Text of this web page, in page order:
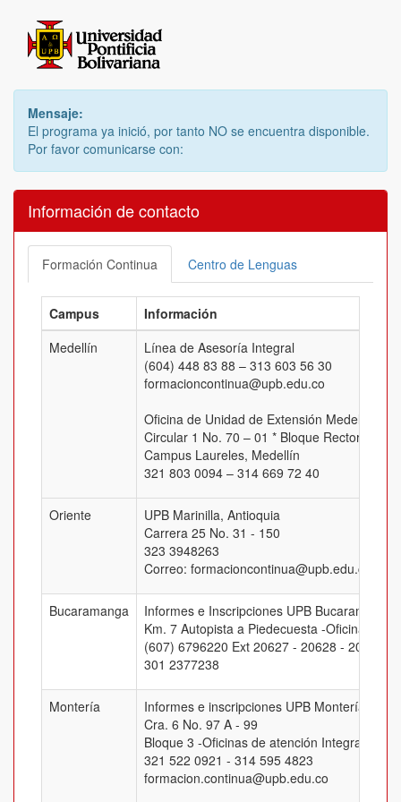
Mensaje:
El programa ya inició, por tanto NO se encuentra disponible.
Por favor comunicarse con:
Información de contacto
Formación Continua Centro de Lenguas
Campus
Información
Medellín
Línea de Asesoría Integral
(604) 448 83 88 – 313 603 56 30
formacioncontinua@upb.edu.co
Oficina de Unidad de Extensión Medellín
Circular 1 No. 70 – 01 * Bloque Rectoral, Of.
Campus Laureles, Medellín
321 803 0094 – 314 669 72 40
Oriente
UPB Marinilla, Antioquia
Carrera 25 No. 31 - 150
323 3948263
Correo: formacioncontinua@upb.edu.co
Bucaramanga
Informes e Inscripciones UPB Bucaramanga
Km. 7 Autopista a Piedecuesta -Oficina J-205
(607) 6796220 Ext 20627 - 20628 - 20629 -
301 2377238
Montería
Informes e inscripciones UPB Montería
Cra. 6 No. 97 A - 99
Bloque 3 -Oficinas de atención Integral
321 522 0921 - 314 595 4823
formacion.continua@upb.edu.co